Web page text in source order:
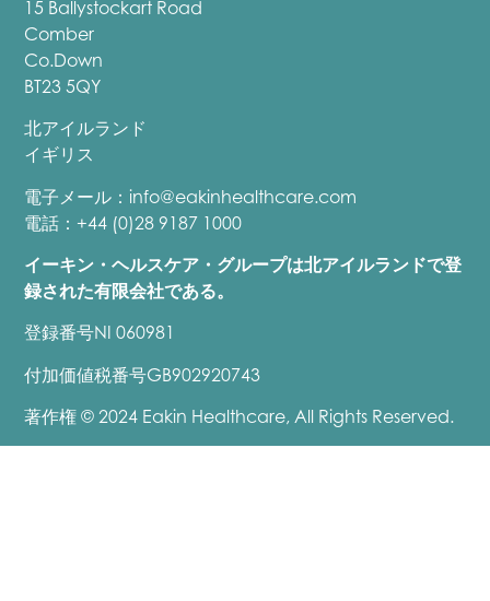
15 Ballystockart Road
Comber
Co.Down
BT23 5QY
北アイルランド
イギリス
電子メール：info@eakinhealthcare.com
電話：+44 (0)28 9187 1000
イーキン・ヘルスケア・グループは北アイルランドで登
録された有限会社である。
登録番号NI 060981
付加価値税番号GB902920743
著作権 © 2024 Eakin Healthcare, All Rights Reserved.